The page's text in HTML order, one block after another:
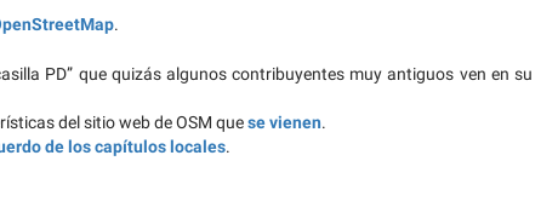
.
PD” que quizás algunos contribuyentes muy antiguos ven en su
del sitio web de OSM quese vienen.
de los capítulos locales.